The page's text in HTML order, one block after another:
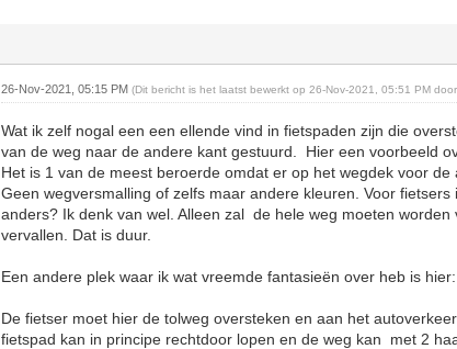
26-Nov-2021, 05:15 PM(Dit bericht is het laatst bewerkt op 26-Nov-2021, 05:51 PM
Wat ik zelf nogal een een ellende vind in fietspaden zijn die
van de weg naar de andere kant gestuurd. Hier een voorbeeld
Het is 1 van de meest beroerde omdat er op het wegdek voor
Geen wegversmalling of zelfs maar andere kleuren. Voor
anders? Ik denk van wel. Alleen zal de hele weg moeten
vervallen. Dat is duur.
Een andere plek waar ik wat vreemde fantasieën over heb is hier:
De fietser moet hier de tolweg oversteken en aan het
fietspad kan in principe rechtdoor lopen en de weg kan met 2